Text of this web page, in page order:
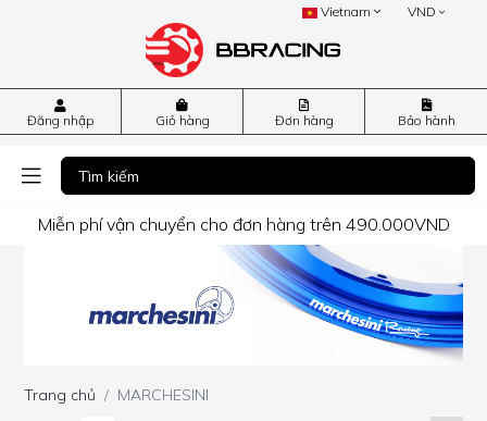
Vietnam VND
Đăng nhập Giỏ hàng Đơn hàng Bảo hành
Miễn phí vận chuyển cho đơn hàng trên 490.000VND
Trang chủ
MARCHESINI